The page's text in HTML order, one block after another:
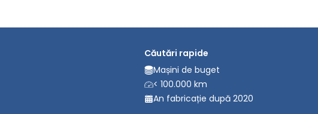
Căutări rapide
Mașini de buget
< 100.000 km
An fabricație după 2020